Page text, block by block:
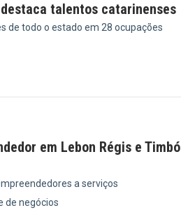
talentos catarinenses
de todo o estado em 28 ocupações
em Lebon Régis e Timbó
a serviços
de negócios